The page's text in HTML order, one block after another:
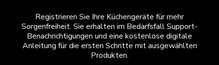
Registrieren Sie Ihre Küchengeräte für mehr
Sorgenfreiheit. Sie erhalten im Bedarfsfall Support-
Benachrichtigungen und eine kostenlose digitale
Anleitung für die ersten Schritte mit ausgewählten
Produkten.